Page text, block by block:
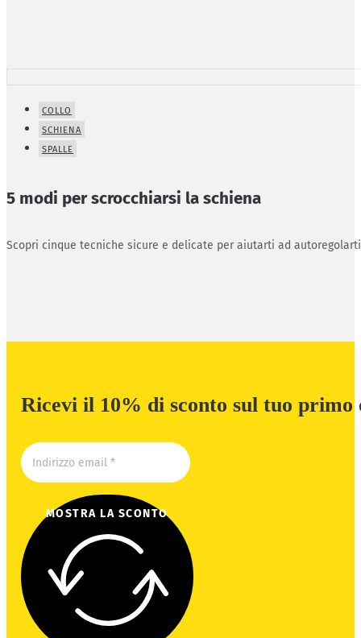
COLLO
SCHIENA
SPALLE
5 modi per scrocchiarsi la schiena
Scopri cinque tecniche sicure e delicate per aiutarti ad
Ricevi il 10% di sconto sul tuo primo
MOSTRA LA SCONTO